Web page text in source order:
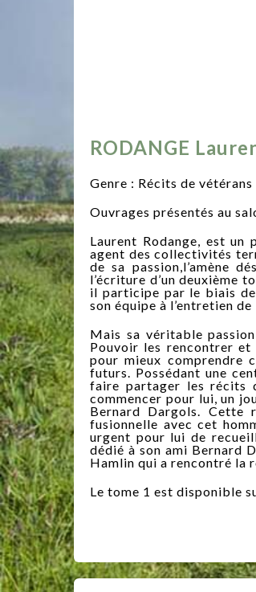
RODANGE
Genre : Récits de vétérans
Ouvrages présentés au
Laurent Rodange, est un
agent des collectivités
de sa passion,l’amène
l’écriture d’un deuxième
il participe par le biais
son équipe à l’entretien
Mais sa véritable
Pouvoir les rencontrer et
pour mieux comprendre
futurs. Possédant une
faire partager les récits
commencer pour lui, un
Bernard Dargols.
fusionnelle avec cet
urgent pour lui de
dédié à son ami Bernard
Hamlin qui a rencontré la
Le tome 1 est disponible